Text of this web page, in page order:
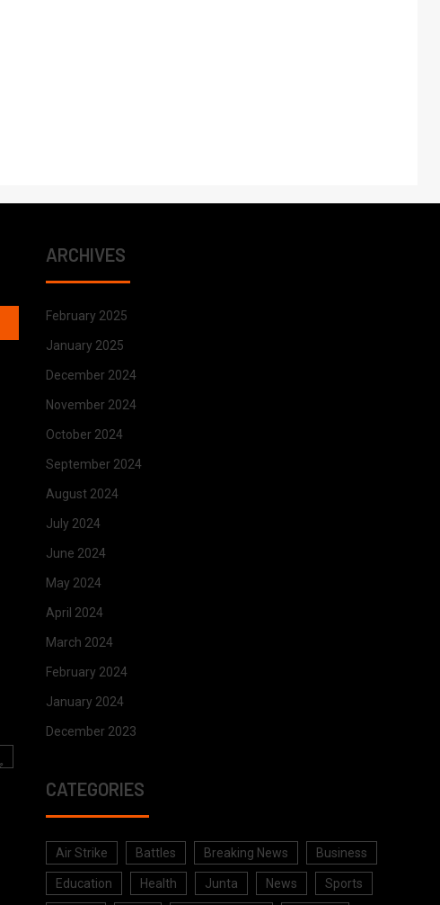
ARCHIVES
February 2025
January 2025
December 2024
November 2024
October 2024
September 2024
August 2024
July 2024
June 2024
May 2024
April 2024
March 2024
February 2024
January 2024
December 2023
CATEGORIES
Air Strike Battles Breaking News Business
Education Health Junta News Sports